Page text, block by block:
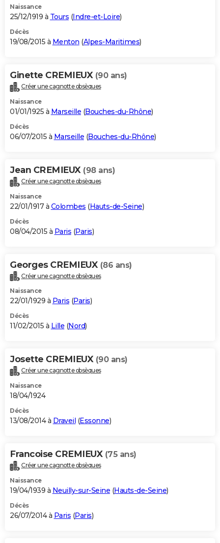
Naissance
25/12/1919 à Tours (Indre-et-Loire)
Décès
19/08/2015 à Menton (Alpes-Maritimes)
Ginette CREMIEUX (90 ans)
Créer une cagnotte obsèques
Naissance
01/01/1925 à Marseille (Bouches-du-Rhône)
Décès
06/07/2015 à Marseille (Bouches-du-Rhône)
Jean CREMIEUX (98 ans)
Créer une cagnotte obsèques
Naissance
22/01/1917 à Colombes (Hauts-de-Seine)
Décès
08/04/2015 à Paris (Paris)
Georges CREMIEUX (86 ans)
Créer une cagnotte obsèques
Naissance
22/01/1929 à Paris (Paris)
Décès
11/02/2015 à Lille (Nord)
Josette CREMIEUX (90 ans)
Créer une cagnotte obsèques
Naissance
18/04/1924
Décès
13/08/2014 à Draveil (Essonne)
Francoise CREMIEUX (75 ans)
Créer une cagnotte obsèques
Naissance
19/04/1939 à Neuilly-sur-Seine (Hauts-de-Seine)
Décès
26/07/2014 à Paris (Paris)